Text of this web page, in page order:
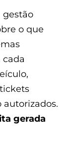
gestão
o que
autorizados.
gerada